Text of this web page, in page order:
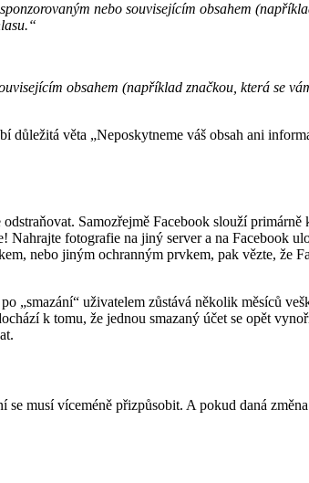
nebo souvisejícím obsahem
obsahem (například značkou, která se
věta „Neposkytneme váš obsah ani
Samozřejmě Facebook slouží primárně
fotografie na jiný server a na Facebook
nebo jiným ochranným prvkem, pak vězte, že
„smazání“ uživatelem zůstává několik měsíců
k tomu, že jednou smazaný účet se opět
musí víceméně přizpůsobit. A pokud daná